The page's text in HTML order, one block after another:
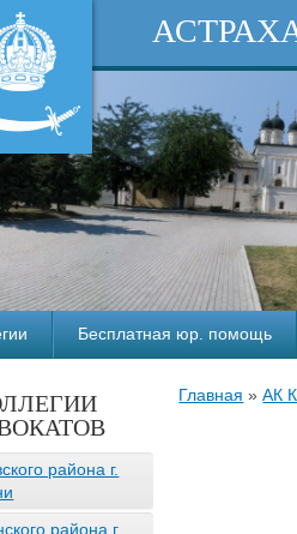
Бесплатная юр. помощь
района г.
района г.
Главная »АК